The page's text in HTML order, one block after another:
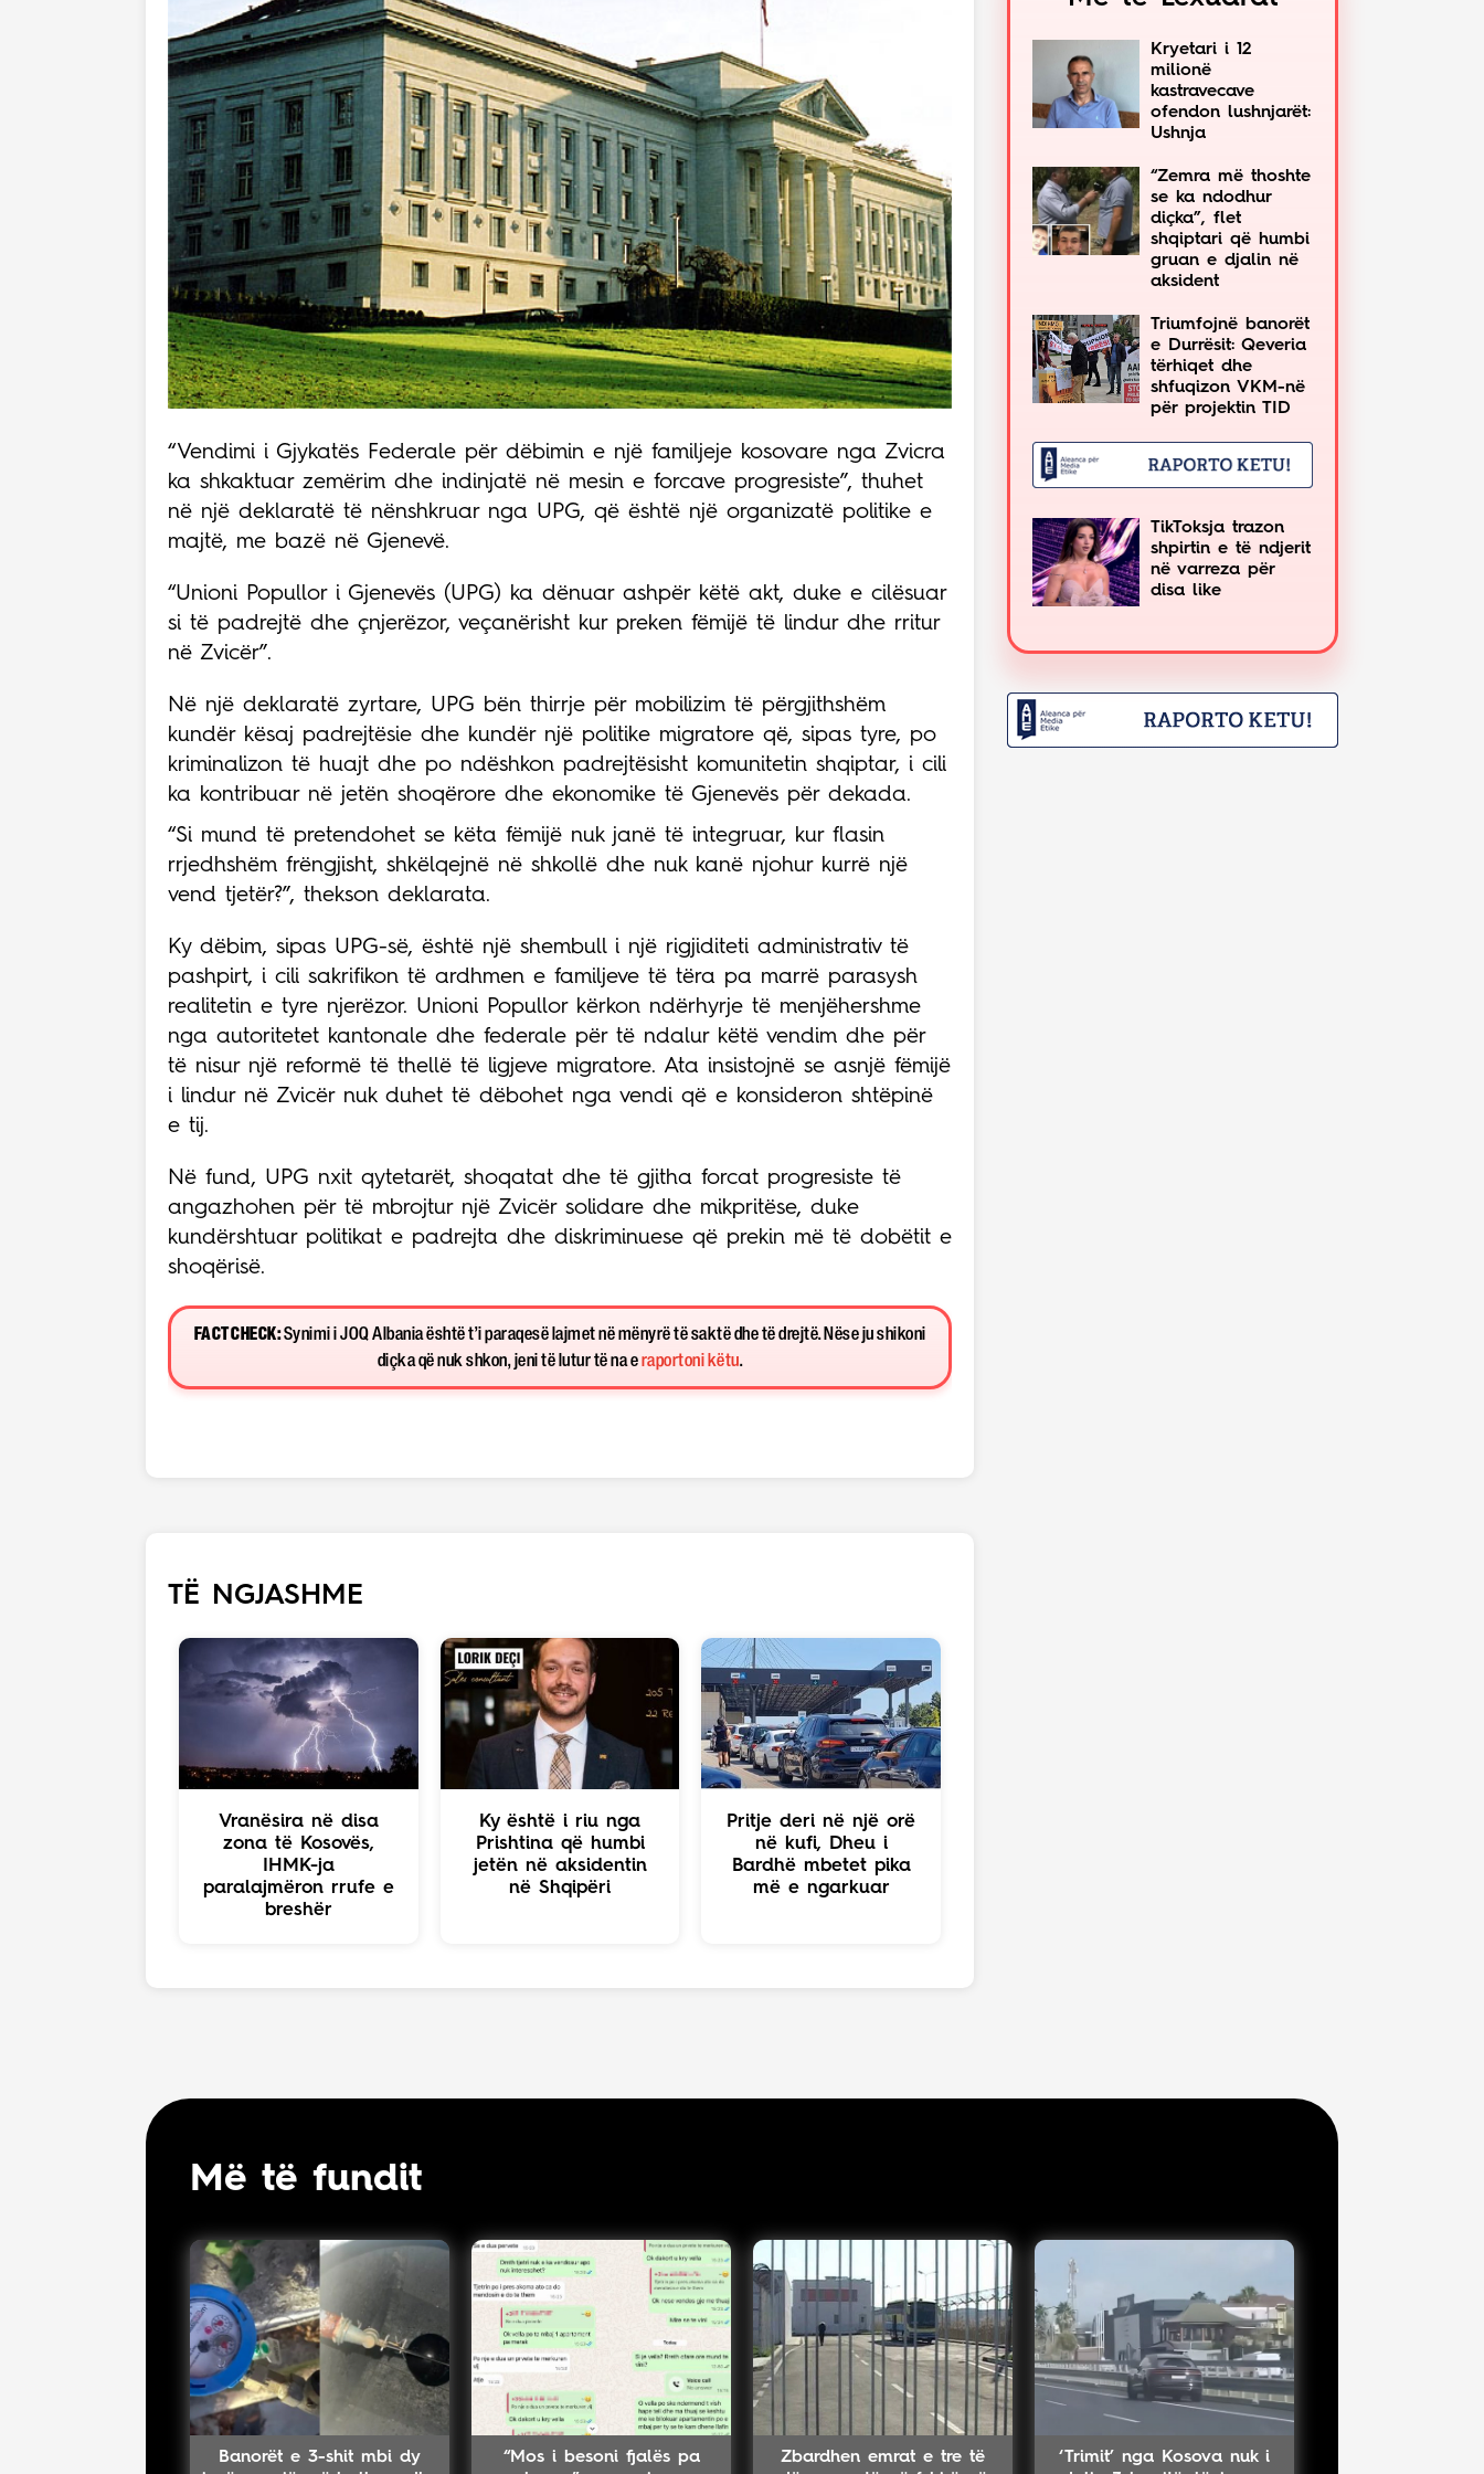
“Vendimi i Gjykatës Federale për dëbimin e një familjeje kosovare nga Zvicra
ka shkaktuar zemërim dhe indinjatë në mesin e forcave progresiste”, thuhet
në një deklaratë të nënshkruar nga UPG, që është një organizatë politike e
majtë, me bazë në Gjenevë.
“Unioni Popullor i Gjenevës (UPG) ka dënuar ashpër këtë akt, duke e cilësuar
si të padrejtë dhe çnjerëzor, veçanërisht kur preken fëmijë të lindur dhe rritur
në Zvicër”.
Në një deklaratë zyrtare, UPG bën thirrje për mobilizim të përgjithshëm
kundër kësaj padrejtësie dhe kundër një politike migratore që, sipas tyre, po
kriminalizon të huajt dhe po ndëshkon padrejtësisht komunitetin shqiptar, i cili
ka kontribuar në jetën shoqërore dhe ekonomike të Gjenevës për dekada.
“Si mund të pretendohet se këta fëmijë nuk janë të integruar, kur flasin
rrjedhshëm frëngjisht, shkëlqejnë në shkollë dhe nuk kanë njohur kurrë një
vend tjetër?”, thekson deklarata.
Ky dëbim, sipas UPG-së, është një shembull i një rigjiditeti administrativ të
pashpirt, i cili sakrifikon të ardhmen e familjeve të tëra pa marrë parasysh
realitetin e tyre njerëzor. Unioni Popullor kërkon ndërhyrje të menjëhershme
nga autoritetet kantonale dhe federale për të ndalur këtë vendim dhe për
të nisur një reformë të thellë të ligjeve migratore. Ata insistojnë se asnjë fëmijë
i lindur në Zvicër nuk duhet të dëbohet nga vendi që e konsideron shtëpinë
e tij.
Në fund, UPG nxit qytetarët, shoqatat dhe të gjitha forcat progresiste të
angazhohen për të mbrojtur një Zvicër solidare dhe mikpritëse, duke
kundërshtuar politikat e padrejta dhe diskriminuese që prekin më të dobëtit e
shoqërisë.
FACT CHECK:Synimi i JOQ Albania është t’i paraqesë lajmet në mënyrë të saktë dhe të drejtë. Nëse ju shikoni
diçka që nuk shkon, jeni të lutur të na e raportoni këtu.
TË NGJASHME
Vranësira në disa
zona të Kosovës,
IHMK-ja
paralajmëron rrufe e
breshër
Ky është i riu nga
Prishtina që humbi
jetën në aksidentin
në Shqipëri
Pritje deri në një orë
në kufi, Dheu i
Bardhë mbetet pika
më e ngarkuar
Kryetari i 12
milionë
kastravecave
ofendon lushnjarët:
Ushnja
“Zemra më thoshte
se ka ndodhur
diçka”, flet
shqiptari që humbi
gruan e djalin në
aksident
Triumfojnë banorët
e Durrësit: Qeveria
tërhiqet dhe
shfuqizon VKM-në
për projektin TID
TikToksja trazon
shpirtin e të ndjerit
në varreza për
disa like
Më të fundit
Banorët e 3-shit mbi dy
“Mos i besoni fjalës pa
Zbardhen emrat e tre të
‘Trimit’ nga Kosova nuk i